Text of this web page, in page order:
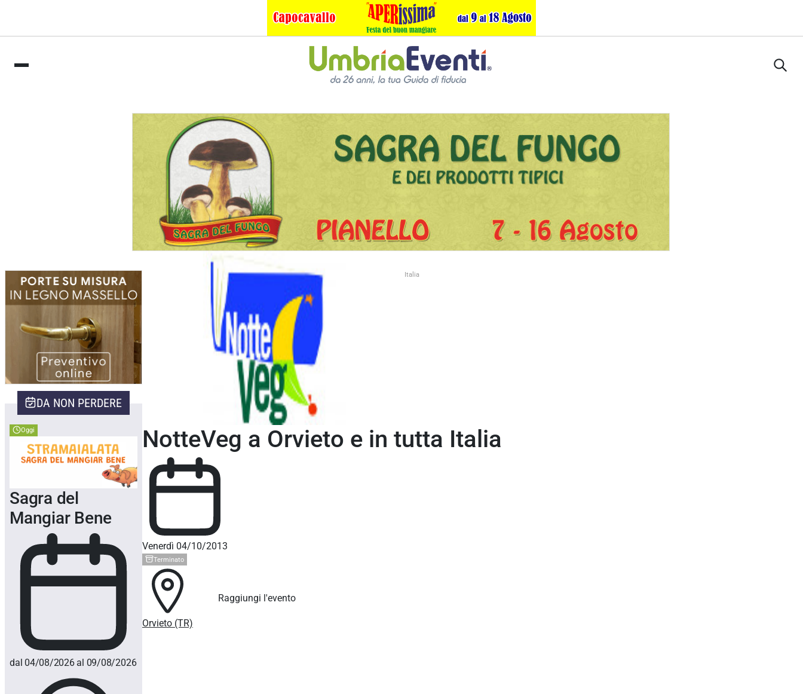
DA NON PERDERE
Oggi
Sagra del
Mangiar Bene
dal 04/08/2026 al 09/08/2026
Eventi Manifestazioni e Festival > NotteVeg a Orvieto e in tutta Italia
NotteVeg a Orvieto e in tutta Italia
Venerdì 04/10/2013
Terminato
Orvieto (TR)
Raggiungi l'evento